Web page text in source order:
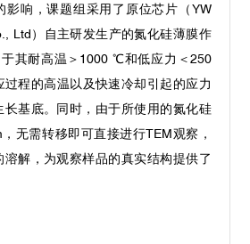
影响，课题组采用了原位芯片（YW
Ltd）自主研发生产的氮化硅薄膜作
其耐高温＞1000 ℃和低应力＜250
过程的高温以及快速冷却引起的应力
基底。同时，由于所使用的氮化硅
无需转移即可直接进行TEM观察，
解，为观察样品的真实结构提供了